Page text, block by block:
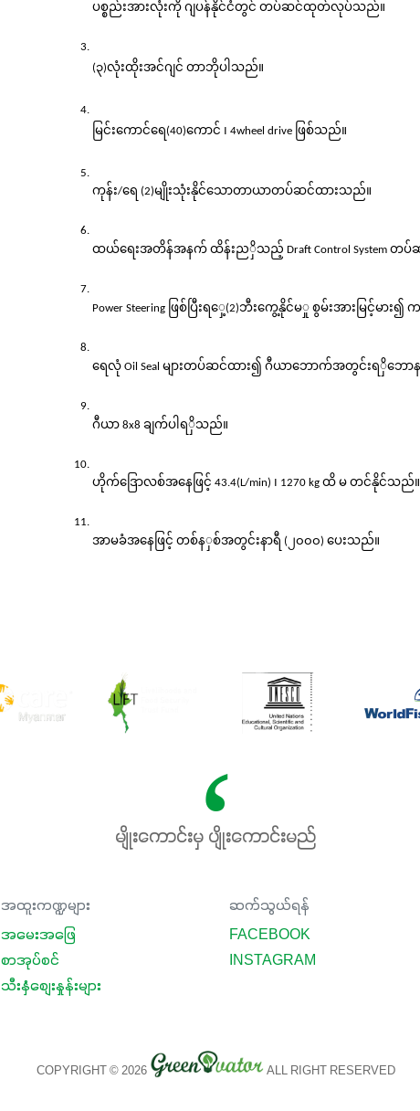
ပစ္စည်းအားလုံးကို ဂျပန်နိုင်ငံတွင် တပ်ဆင်ထုတ်လုပ်သည်။
(၃)လုံးထိုးအင်ဂျင် တာဘိုပါသည်။
မြင်းကောင်ရေ(40)ကောင် ၊ 4wheel drive ဖြစ်သည်။
ကုန်း/ရေ (2)မျိုးသုံးနိုင်သောတာယာတပ်ဆင်ထားသည်။
ထယ်ရေးအတိန်အနက် ထိန်းညှိသည့် Draft Control System
Power Steering ဖြစ်ပြီးရှေ့(2)ဘီးကွေ့နိုင်မှု စွမ်းအားမြင့်မား၍ က
ရေလုံ Oil Seal များတပ်ဆင်ထား၍ ဂီယာဘောက်အတွင်းရှိဘောန
ဂီယာ 8x8 ချက်ပါရှိသည်။
ဟိုက်ဒြောလစ်အနေဖြင့် 43.4(L/min) ၊ 1270 kg ထိ မ တင်နိုင်သည်။
အာမခံအနေဖြင့် တစ်နှစ်အတွင်းနာရီ ( ၂၀၀၀) ပေးသည်။
မျိုးကောင်းမှ ပျိုးကောင်းမည်
အထူးကဏ္ဍများ
အမေးအဖြေ
စာအုပ်စင်
သီးနှံစျေးနှုန်းများ
ဆက်သွယ်ရန်
FACEBOOK
INSTAGRAM
COPYRIGHT © 2026 ALL RIGHT RESERVED